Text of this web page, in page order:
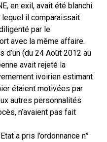
en exil, avait été blanchi
lequel il comparaissait
par le
avec la même affaire.
d’un (du 24 Août 2012 au
avait rejeté la
ivoirien estimant
étaient motivées par
autres personnalités
n’avaient pas fait
a pris l’ordonnance n°